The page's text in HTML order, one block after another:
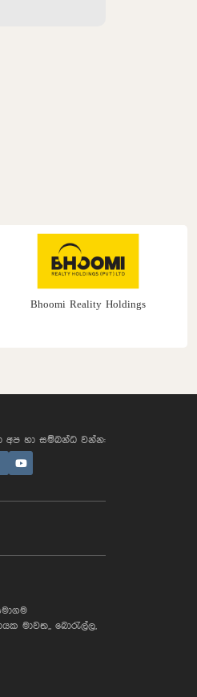
Reality Holdings
අප හා සම්බන්ධ වන්න:
මාවත,, බොරැල්ල,
Bee, Your AI
Assistant!
button above to talk
and I'll be happy to